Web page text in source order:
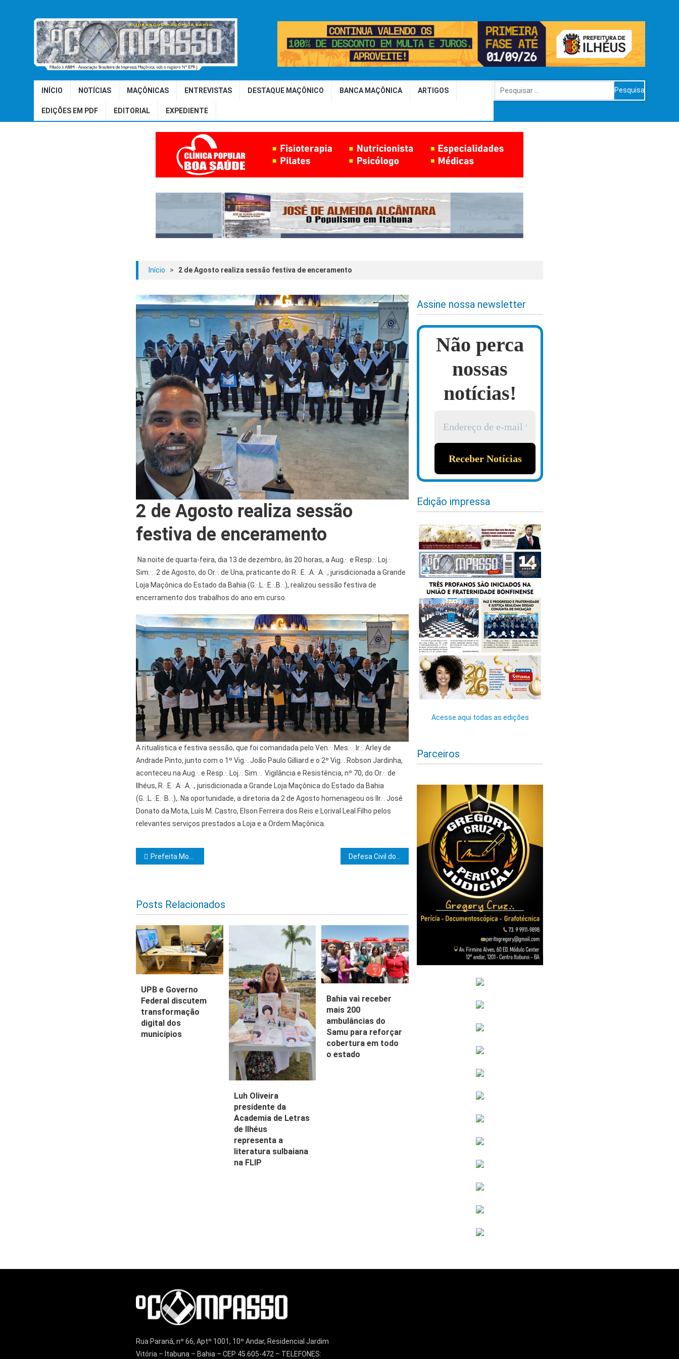
INÍCIO NOTÍCIAS MAÇÔNICAS ENTREVISTAS DESTAQUE MAÇÔNICO BANCA MAÇÔNICA ARTIGOS
EDIÇÕES EM PDF EDITORIAL EXPEDIENTE
Pesquisar
por:
Início > 2 de Agosto realiza sessão festiva de enceramento
2 de Agosto realiza sessão
festiva de enceramento
Na noite de quarta-feira, dia 13 de dezembro, às 20 horas, a Aug.·. e Resp.·. Loj.·.
Sim.·. 2 de Agosto, do Or.·. de Una, praticante do R.·.E.·.A.·.A.·., jurisdicionada a Grande
Loja Maçônica do Estado da Bahia (G.·.L.·.E.·.B.·.), realizou sessão festiva de
encerramento dos trabalhos do ano em curso.
A ritualística e festiva sessão, que foi comandada pelo Ven.·. Mes.·. Ir.·. Arley de
Andrade Pinto, junto com o 1º Vig.·. João Paulo Gilliard e o 2º Vig.·. Robson Jardinha,
aconteceu na Aug.·. e Resp.·. Loj.·. Sim.·. Vigilância e Resistência, nº 70, do Or.·. de
Ilhéus, R.·.E.·.A.·.A.·., jurisdicionada a Grande Loja Maçônica do Estado da Bahia
(G.·.L.·.E.·.B.·.),. Na oportunidade, a diretoria da 2 de Agosto homenageou os IIr.·. José
Donato da Mota, Luís M. Castro, Elson Ferreira dos Reis e Lorival Leal Filho pelos
relevantes serviços prestados a Loja e a Ordem Maçônica.
Navegação de Post
Prefeita Monalisa visita possíveis locais para a construção de uma barragem em Ibicaraí Defesa Civil do Estado alerta para riscos de chuvas intensas no Centro-Leste e Sul da Bahia
Posts Relacionados
UPB e Governo
Federal discutem
transformação
digital dos
municípios
Luh Oliveira
presidente da
Academia de Letras
de Ilhéus
representa a
literatura sulbaiana
na FLIP
Bahia vai receber
mais 200
ambulâncias do
Samu para reforçar
cobertura em todo
o estado
Assine nossa newsletter
Não perca
nossas
notícias!
Edição impressa
Acesse aqui todas as edições
Parceiros
Rua Paraná, nº 66, Aptº 1001, 10º Andar, Residencial Jardim
Vitória – Itabuna – Bahia – CEP 45.605-472 – TELEFONES: